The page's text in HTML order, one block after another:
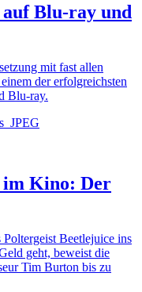
Blu-ray und
mit fast allen
der erfolgreichsten
Blu-ray.
im Kino: Der
Beetlejuice ins
geht, beweist die
Tim Burton bis zu